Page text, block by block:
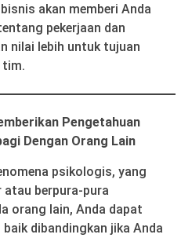
akan memberi Anda
pekerjaan dan
nilai lebih untuk tujuan
tim.
Pengetahuan
Dengan Orang Lain
psikologis, yang
atau berpura-pura
orang lain, Anda dapat
dibandingkan jika Anda